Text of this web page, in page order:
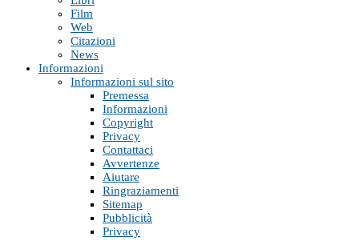
Film
Web
Citazioni
News
Informazioni
Informazioni sul sito
Premessa
Informazioni
Copyright
Privacy
Contattaci
Avvertenze
Aiutare
Ringraziamenti
Sitemap
Pubblicità
Privacy